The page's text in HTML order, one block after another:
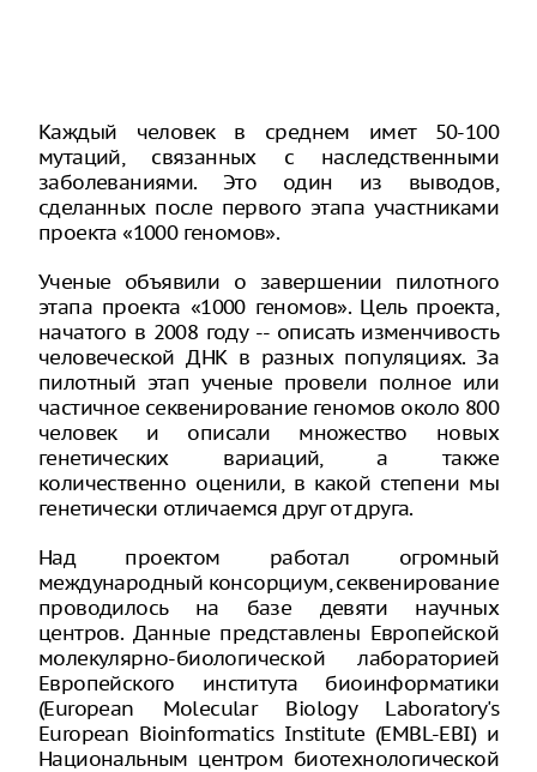
Каждый человек в среднем имет 50-100
мутаций, связанных с наследственными
заболеваниями. Это один из выводов,
сделанных после первого этапа участниками
проекта «1000 геномов».
Ученые объявили о завершении пилотного
этапа проекта «1000 геномов». Цель проекта,
начатого в 2008 году -- описать изменчивость
человеческой ДНК в разных популяциях. За
пилотный этап ученые провели полное или
частичное секвенирование геномов около 800
человек и описали множество новых
генетических вариаций, а также
количественно оценили, в какой степени мы
генетически отличаемся друг от друга.
Над проектом работал огромный
международный консорциум, секвенирование
проводилось на базе девяти научных
центров. Данные представлены Европейской
молекулярно-биологической лабораторией
Европейского института биоинформатики
(European Molecular Biology Laboratory's
European Bioinformatics Institute (EMBL-EBI) и
Национальным центром биотехнологической